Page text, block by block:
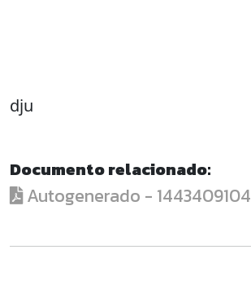
dju
Documento relacionado:
Autogenerado - 1443409104